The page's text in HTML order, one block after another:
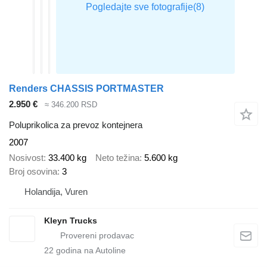
Renders CHASSIS PORTMASTER
2.950 €
≈ 346.200 RSD
Poluprikolica za prevoz kontejnera
2007
Nosivost 33.400 kg Neto težina 5.600 kg
Broj osovina 3
Holandija, Vuren
Kleyn Trucks
22 godina na Autoline